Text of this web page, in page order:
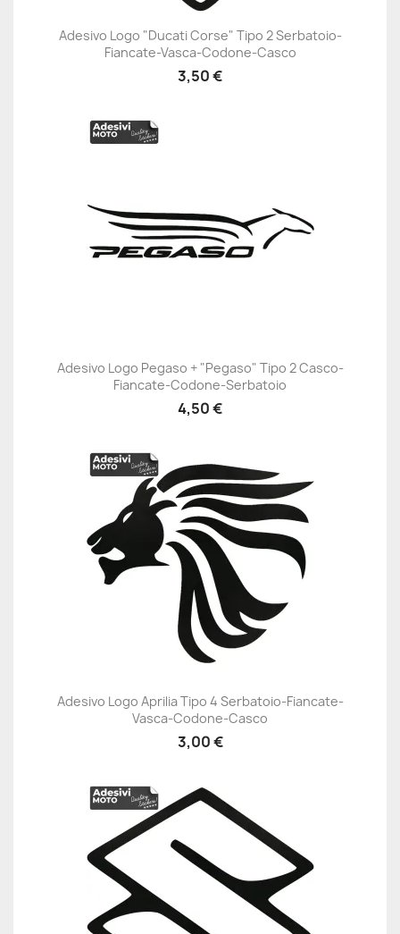
Adesivo Logo "Ducati Corse" Tipo 2 Serbatoio-
Fiancate-Vasca-Codone-Casco
3,50 €
Adesivo Logo Pegaso + "Pegaso" Tipo 2 Casco-
Fiancate-Codone-Serbatoio
4,50 €
Adesivo Logo Aprilia Tipo 4 Serbatoio-Fiancate-
Vasca-Codone-Casco
3,00 €